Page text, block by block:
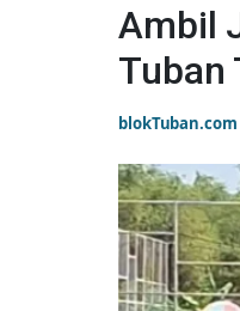
Ambil
Tuban
blokTuban.com